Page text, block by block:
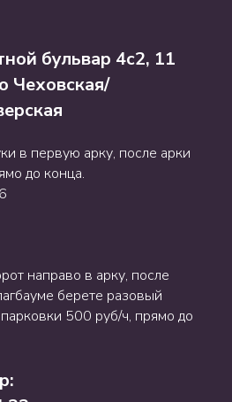
бульвар 4с2, 11
Чеховская/
в первую арку, после арки
до конца.
направо в арку, после
берете разовый
500 руб/ч, прямо до